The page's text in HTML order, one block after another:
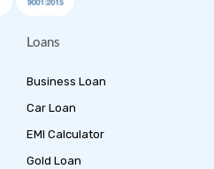
Loans
Business Loan
Car Loan
EMI Calculator
Gold Loan